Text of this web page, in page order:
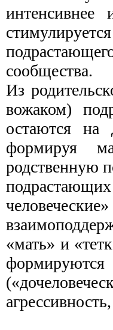
сообщества.
Из
вожаком)
остаются на
формируя
родственную
«мать» и